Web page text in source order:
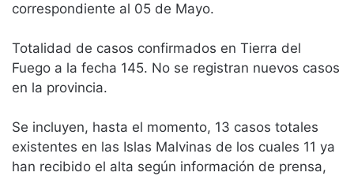
correspondiente al 05 de Mayo.
Totalidad de casos confirmados en Tierra del
Fuego a la fecha 145. No se registran nuevos casos
en la provincia.
Se incluyen, hasta el momento, 13 casos totales
existentes en las Islas Malvinas de los cuales 11 ya
han recibido el alta según información de prensa,